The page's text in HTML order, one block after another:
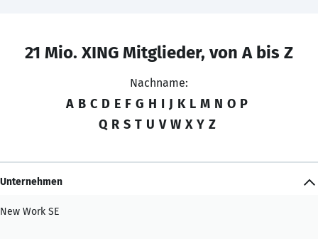
21 Mio. XING Mitglieder, von A bis Z
Nachname:
A B C D E F G H I J K L M N O P
Q R S T U V W X Y Z
Unternehmen
New Work SE